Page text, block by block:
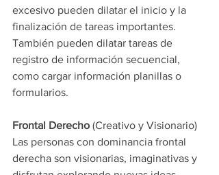
excesivo pueden dilatar el inicio y la
finalización de tareas importantes.
También pueden dilatar tareas de
registro de información secuencial,
como cargar información planillas o
formularios.
Frontal Derecho (Creativo y Visionario)
Las personas con dominancia frontal
derecha son visionarias, imaginativas y